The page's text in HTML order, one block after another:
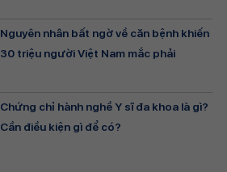
Nguyên nhân bất ngờ về căn bệnh khiến
30 triệu người Việt Nam mắc phải
Chứng chỉ hành nghề Y sĩ đa khoa là gì?
Cần điều kiện gì để có?